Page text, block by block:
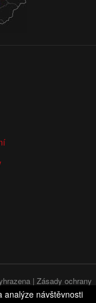
| Zásady ochrany
analýze návštěvnosti